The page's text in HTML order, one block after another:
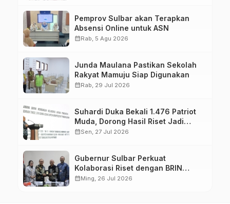
Pemprov Sulbar akan Terapkan
Absensi Online untuk ASN
calendar_monthRab, 5 Agu 2026
Junda Maulana Pastikan Sekolah
Rakyat Mamuju Siap Digunakan
calendar_monthRab, 29 Jul 2026
Suhardi Duka Bekali 1.476 Patriot
Muda, Dorong Hasil Riset Jadi
Dasar Kebijakan Transmigrasi
calendar_monthSen, 27 Jul 2026
Gubernur Sulbar Perkuat
Kolaborasi Riset dengan BRIN
untuk Mendukung Pembangunan
calendar_monthMing, 26 Jul 2026